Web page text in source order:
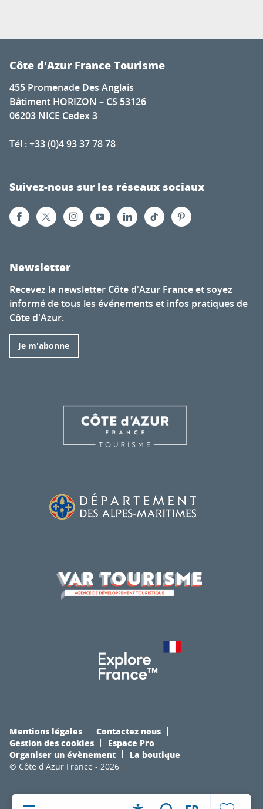
Côte d'Azur France Tourisme
455 Promenade Des Anglais
Bâtiment HORIZON – CS 53126
06203 NICE Cedex 3
Tél : +33 (0)4 93 37 78 78
Suivez-nous sur les réseaux sociaux
Newsletter
Recevez la newsletter Côte d'Azur France et soyez
informé de tous les événements et infos pratiques de
Côte d'Azur.
Je m'abonne
© Côte d'Azur France - 2026
Mentions légales
Contactez nous
Gestion des cookies
Espace Pro
Organiser un évènement
La boutique